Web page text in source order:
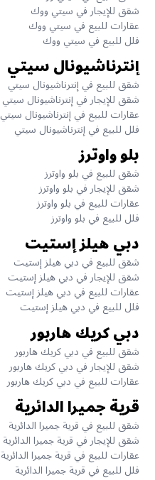
شقق للإيجار في سيتي ووك
عقارات للبيع في سيتي ووك
فلل للبيع في سيتي ووك
إنترناشيونال سيتي
شقق للبيع في إنترناشيونال سيتي
شقق للإيجار في إنترناشيونال سيتي
عقارات للبيع في إنترناشيونال سيتي
فلل للبيع في إنترناشيونال سيتي
بلو واوترز
شقق للبيع في بلو واوترز
شقق للإيجار في بلو واوترز
عقارات للبيع في بلو واوترز
فلل للبيع في بلو واوترز
دبي هيلز إستيت
شقق للبيع في دبي هيلز إستيت
شقق للإيجار في دبي هيلز إستيت
عقارات للبيع في دبي هيلز إستيت
فلل للبيع في دبي هيلز إستيت
دبي كريك هاربور
شقق للبيع في دبي كريك هاربور
شقق للإيجار في دبي كريك هاربور
عقارات للبيع في دبي كريك هاربور
قرية جميرا الدائرية
شقق للبيع في قرية جميرا الدائرية
شقق للإيجار في قرية جميرا الدائرية
عقارات للبيع في قرية جميرا الدائرية
فلل للبيع في قرية جميرا الدائرية